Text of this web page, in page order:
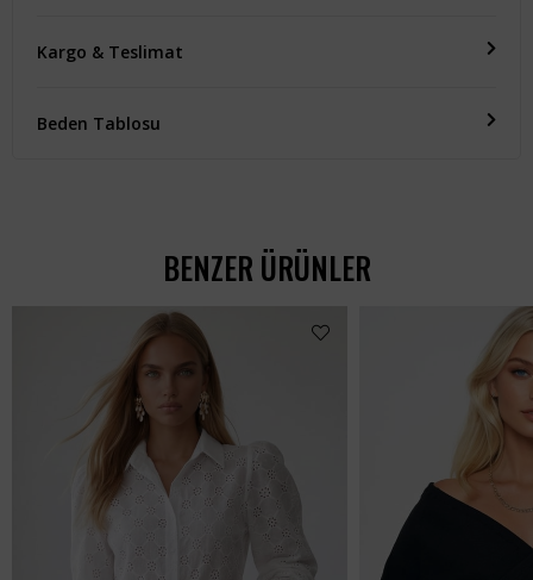
Kargo & Teslimat
Beden Tablosu
BENZER ÜRÜNLER